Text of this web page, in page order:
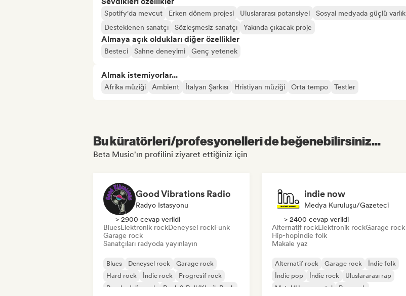
Spotify'da mevcut Erken dönem projesi Uluslararası potansiyel
Sosyal medyada güçlü varlık
Desteklenen sanatçı
Sözleşmesiz sanatçı Yakında çıkacak proje
Almaya açık oldukları diğer özellikler
Besteci Sahne deneyimi Genç yetenek
Almak istemiyorlar...
Afrika müziği Ambient İtalyan Şarkısı Hristiyan müziği Orta tempo Testler
Bu küratörleri/profesyonelleri de beğenebilirsiniz...
Beta Music'ın profilini ziyaret ettiğiniz için
Good Vibrations Radio
Radyo Istasyonu
> 2900 cevap verildi
BluesElektronik rockDeneysel rockFunk
Garage rock
Sanatçıları radyoda yayınlayın
Blues Deneysel rock
Garage rock
Hard rock
İndie rock
Progresif rock
Psychedelic rock
Rock & Roll/Klasik Rock
indie now
Medya Kuruluşu/Gazeteci
> 2400 cevap verildi
Alternatif rockElektronik rockGarage rock
Hip-hopİndie folk
Makale yaz
Alternatif rock Garage rock
İndie folk
İndie pop
İndie rock
Uluslararası rap
Metal/Heavy metal
Pop rock